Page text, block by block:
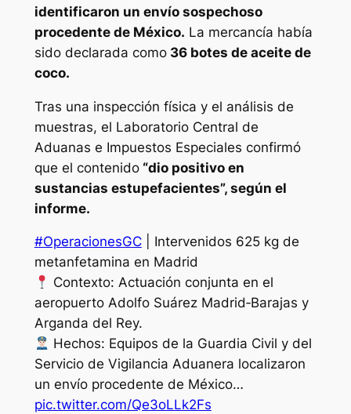
identificaron un envío sospechoso
procedente de México. La mercancía había
sido declarada como36 botes de aceite de
coco.
Tras una inspección física y el análisis de
muestras, el Laboratorio Central de
Aduanas e Impuestos Especiales confirmó
que el contenido“dio positivo en
sustancias estupefacientes”, según el
informe.
#OperacionesGC| Intervenidos 625 kg de
metanfetamina en Madrid
Contexto: Actuación conjunta en el
aeropuerto Adolfo Suárez Madrid‑Barajas y
Arganda del Rey.
Hechos: Equipos de la Guardia Civil y del
Servicio de Vigilancia Aduanera localizaron
un envío procedente de México…
pic.twitter.com/Qe3oLLk2Fs